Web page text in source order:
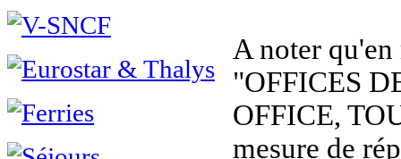
A noter
"OFFICES
OFFICE,
mesure de